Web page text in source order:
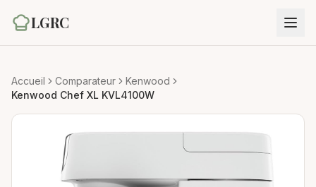
LGRC
Accueil Comparateur
Kenwood
Kenwood Chef XL KVL4100W